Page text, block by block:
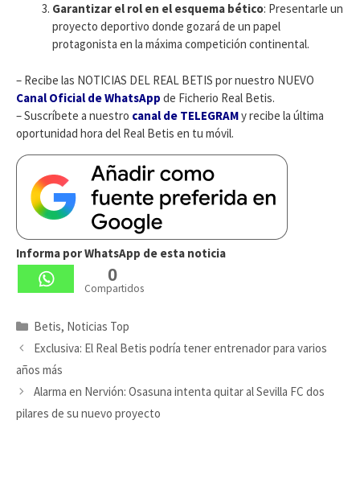
Garantizar el rol en el esquema bético: Presentarle un
proyecto deportivo donde gozará de un papel
protagonista en la máxima competición continental.
– Recibe las NOTICIAS DEL REAL BETIS por nuestro NUEVO
Canal Oficial de WhatsApp de Ficherio Real Betis.
– Suscríbete a nuestro canal de TELEGRAMy recibe la última
oportunidad hora del Real Betis en tu móvil.
Informa por WhatsApp de esta noticia
0
Compartidos
Categorías
Betis, Noticias Top
Exclusiva: El Real Betis podría tener entrenador para varios
años más
Alarma en Nervión: Osasuna intenta quitar al Sevilla FC dos
pilares de su nuevo proyecto